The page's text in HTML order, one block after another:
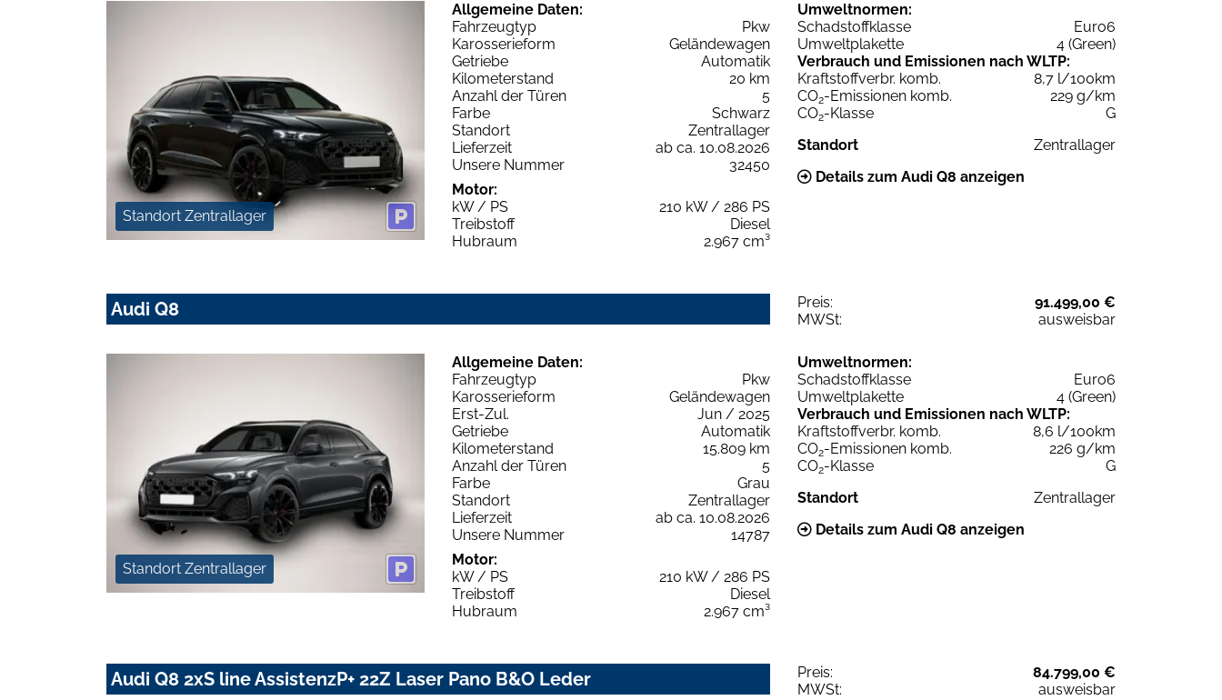
Standort Zentrallager
Allgemeine Daten:
Fahrzeugtyp
Pkw
Karosserieform
Geländewagen
Getriebe
Automatik
Kilometerstand
20 km
Anzahl der Türen
5
Farbe
Schwarz
Standort
Zentrallager
Lieferzeit
ab ca. 10.08.2026
Unsere Nummer
32450
Motor:
kW / PS
210 kW / 286 PS
Treibstoff
Diesel
Hubraum
2.967 cm³
Umweltnormen:
Schadstoffklasse
Euro6
Umweltplakette
4 (Green)
Verbrauch und Emissionen nach WLTP:
Kraftstoffverbr. komb.
8,7 l/100km
CO2-Emissionen komb.
229 g/km
CO2-Klasse
G
Standort
Zentrallager
Details zum Audi Q8 anzeigen
Audi Q8 Preis:
91.499,00 €
MWSt:
ausweisbar
Standort Zentrallager
Allgemeine Daten:
Fahrzeugtyp
Pkw
Karosserieform
Geländewagen
Erst-Zul.
Jun / 2025
Getriebe
Automatik
Kilometerstand
15.809 km
Anzahl der Türen
5
Farbe
Grau
Standort
Zentrallager
Lieferzeit
ab ca. 10.08.2026
Unsere Nummer
14787
Motor:
kW / PS
210 kW / 286 PS
Treibstoff
Diesel
Hubraum
2.967 cm³
Umweltnormen:
Schadstoffklasse
Euro6
Umweltplakette
4 (Green)
Verbrauch und Emissionen nach WLTP:
Kraftstoffverbr. komb.
8,6 l/100km
CO2-Emissionen komb.
226 g/km
CO2-Klasse
G
Standort
Zentrallager
Details zum Audi Q8 anzeigen
Audi Q8 2xS line AssistenzP+ 22Z Laser Pano B&O Leder Preis:
84.799,00 €
MWSt:
ausweisbar